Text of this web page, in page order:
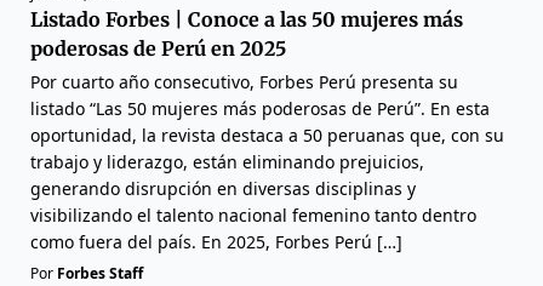
Listado Forbes | Conoce a las 50 mujeres más
poderosas de Perú en 2025
Por cuarto año consecutivo, Forbes Perú presenta su
listado “Las 50 mujeres más poderosas de Perú”. En esta
oportunidad, la revista destaca a 50 peruanas que, con su
trabajo y liderazgo, están eliminando prejuicios,
generando disrupción en diversas disciplinas y
visibilizando el talento nacional femenino tanto dentro
como fuera del país. En 2025, Forbes Perú […]
Por Forbes Staff